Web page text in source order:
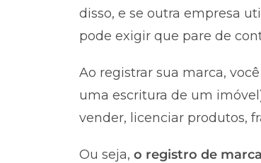
disso, e se outra empresa
pode exigir que pare de
Ao registrar sua marca,
uma escritura de um
vender, licenciar produtos,
Ou seja, o registro de